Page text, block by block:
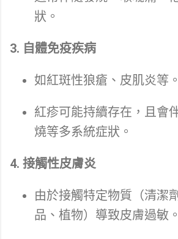
狀。
3. 自體免疫疾病
如紅斑性狼瘡、皮肌炎等。
紅疹可能持續存在，且會
燒等多系統症狀。
4. 接觸性皮膚炎
由於接觸特定物質（清潔
品、植物）導致皮膚過敏。